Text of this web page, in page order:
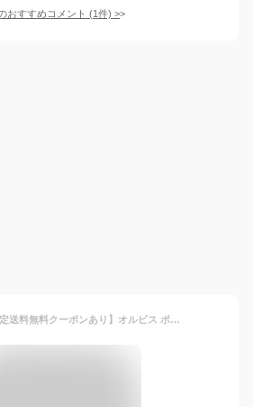
おすすめコメント (1件) >
【店舗ご新規様限定送料無料クーポンあり】オルビス ボディUVプロテクター 日焼け止め UV 紫外線 ウォータープルーフ 化粧下地 ベースメイク SPF50+ PA++++ 日焼け止め ORBIS 公式